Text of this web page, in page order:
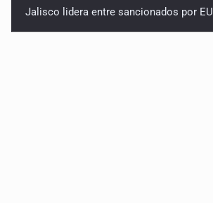
Jalisco lidera entre sancionados por EU